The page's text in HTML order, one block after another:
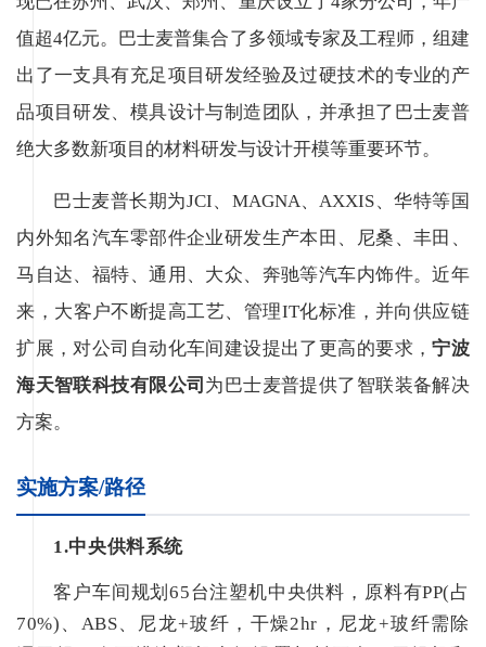
值超4亿元。巴士麦普集合了多领域专家及工程师，组建
出了一支具有充足项目研发经验及过硬技术的专业的产
品项目研发、模具设计与制造团队，并承担了巴士麦普
绝大多数新项目的材料研发与设计开模等重要环节。
巴士麦普长期为JCI、MAGNA、AXXIS、华特等国
内外知名汽车零部件企业研发生产本田、尼桑、丰田、
马自达、福特、通用、大众、奔驰等汽车内饰件。近年
来，大客户不断提高工艺、管理IT化标准，并向供应链
扩展，对公司自动化车间建设提出了更高的要求，宁波
海天智联科技有限公司 为巴士麦普提供了智联装备解决
方案。
实施方案/路径
1.中央供料系统
客户车间规划65台注塑机中央供料，原料有PP(占
70%)、ABS、尼龙+玻纤，干燥2hr，尼龙+玻纤需除